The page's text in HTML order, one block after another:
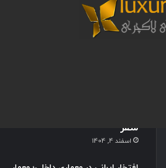
نوشته های تازه
سفر
اسفند 4, 1404